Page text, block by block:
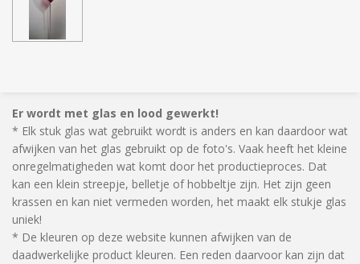
Er wordt met glas en lood gewerkt!
* Elk stuk glas wat gebruikt wordt is anders en kan daardoor wat
afwijken van het glas gebruikt op de foto's. Vaak heeft het kleine
onregelmatigheden wat komt door het productieproces. Dat
kan een klein streepje, belletje of hobbeltje zijn. Het zijn geen
krassen en kan niet vermeden worden, het maakt elk stukje glas
uniek!
* De kleuren op deze website kunnen afwijken van de
daadwerkelijke product kleuren. Een reden daarvoor kan zijn dat